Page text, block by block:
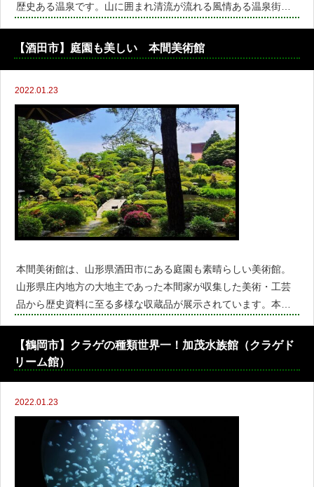
歴史ある温泉です。山に囲まれ清流が流れる風情ある温泉街に
が並びます。早起きして朝市をのぞくのも楽しみです。
【酒田市】庭園も美しい 本間美術館
2022.01.23
本間美術館は、山形県酒田市にある庭園も素晴らしい美術館。
山形県庄内地方の大地主であった本間家が収集した美術・工芸
品から歴史資料に至る多様な収蔵品が展示されています。本間
舞園（かくぶえん）」も公開されていて、庭園美術館として見
ご
【鶴岡市】クラゲの種類世界一！加茂水族館（クラゲド
リーム館）
2022.01.23